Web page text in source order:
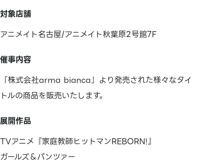
対象店舗
アニメイト名古屋/アニメイト秋葉原2号館7F
催事内容
「株式会社arma bianca」より発売された様々なタイ
トルの商品を販売いたします。
展開作品
TVアニメ『家庭教師ヒットマンREBORN!』
ガールズ＆パンツァー